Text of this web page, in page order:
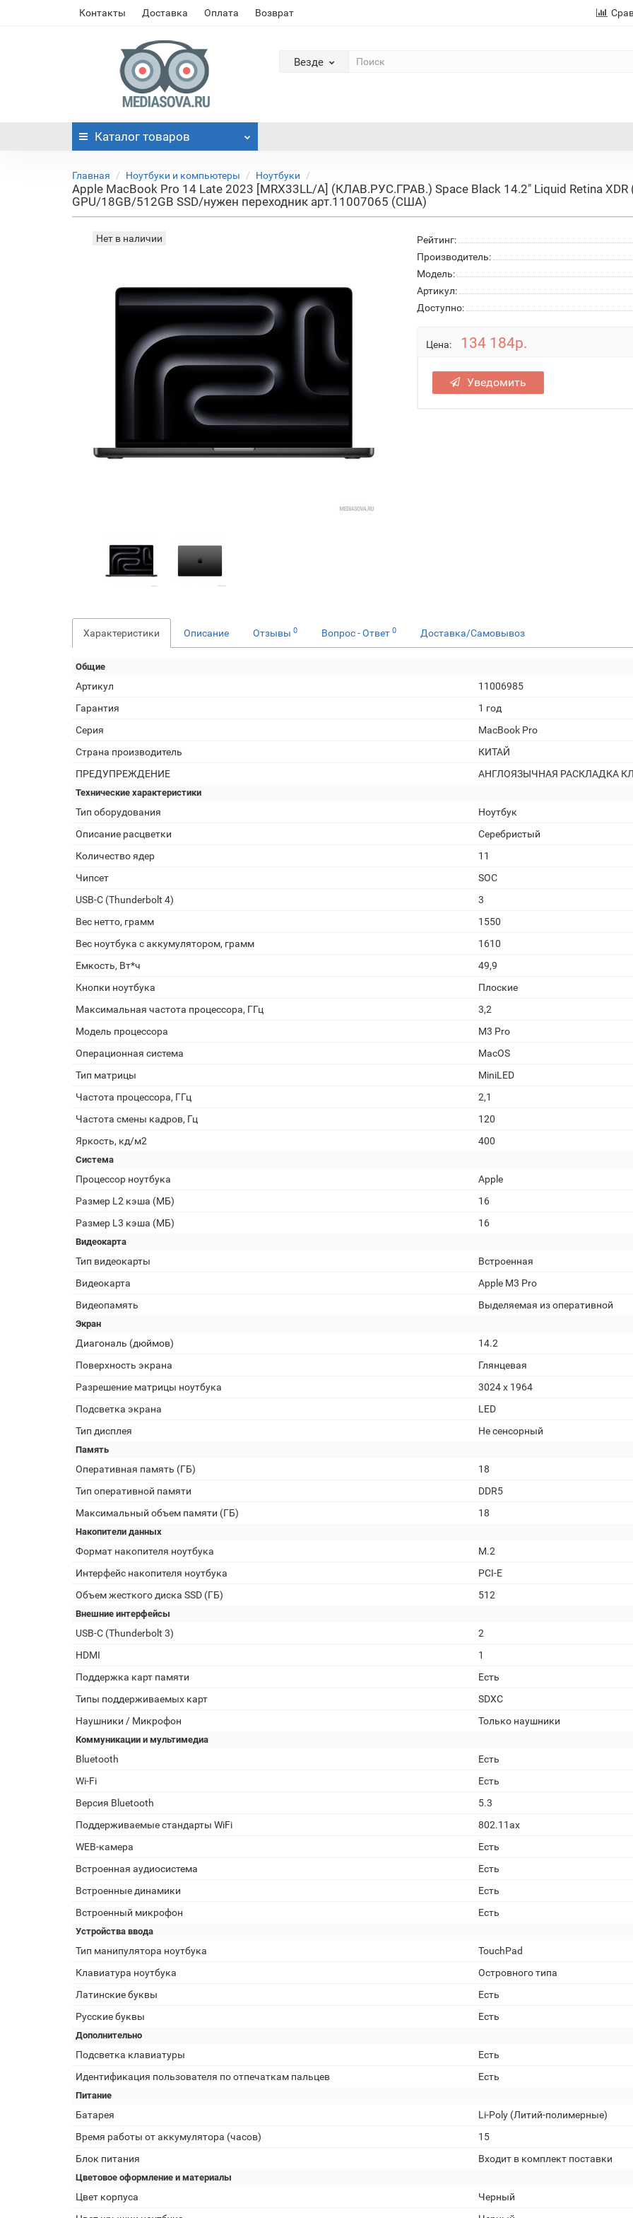
Контакты Доставка Оплата Возврат
Везде
Каталог товаров
Главная Ноутбуки и компьютеры Ноутбуки
Apple MacBook Pro 14 Late 2023 [MRX33LL/A] (КЛАВ.РУС.ГРАВ.) Space Black 14.2" Liquid Retina
GPU/18GB/512GB SSD/нужен переходник арт.11007065 (США)
Нет в наличии Рейтинг:
Производитель:
Модель:
Артикул:
Доступно:
Цена: 134 184р.
Уведомить
Характеристики Описание Отзывы 0 Вопрос - Ответ 0 Доставка/Самовывоз
Общие
Артикул
11006985
Гарантия
1 год
Серия
MacBook Pro
Страна производитель
КИТАЙ
ПРЕДУПРЕЖДЕНИЕ
АНГЛОЯЗЫЧНАЯ РАСКЛАДКА
Технические характеристики
Тип оборудования
Ноутбук
Описание расцветки
Серебристый
Количество ядер
11
Чипсет
SOC
USB-C (Thunderbolt 4)
3
Вес нетто, грамм
1550
Вес ноутбука с аккумулятором, грамм
1610
Емкость, Вт*ч
49,9
Кнопки ноутбука
Плоские
Максимальная частота процессора, ГГц
3,2
Модель процессора
M3 Pro
Операционная система
MacOS
Тип матрицы
MiniLED
Частота процессора, ГГц
2,1
Частота смены кадров, Гц
120
Яркость, кд/м2
400
Система
Процессор ноутбука
Apple
Размер L2 кэша (МБ)
16
Размер L3 кэша (МБ)
16
Видеокарта
Тип видеокарты
Встроенная
Видеокарта
Apple M3 Pro
Видеопамять
Выделяемая из оперативной
Экран
Диагональ (дюймов)
14.2
Поверхность экрана
Глянцевая
Разрешение матрицы ноутбука
3024 x 1964
Подсветка экрана
LED
Тип дисплея
Не сенсорный
Память
Оперативная память (ГБ)
18
Тип оперативной памяти
DDR5
Максимальный объем памяти (ГБ)
18
Накопители данных
Формат накопителя ноутбука
M.2
Интерфейс накопителя ноутбука
PCI-E
Объем жесткого диска SSD (ГБ)
512
Внешние интерфейсы
USB-C (Thunderbolt 3)
2
HDMI
1
Поддержка карт памяти
Есть
Типы поддерживаемых карт
SDXC
Наушники / Микрофон
Только наушники
Коммуникации и мультимедиа
Bluetooth
Есть
Wi-Fi
Есть
Версия Bluetooth
5.3
Поддерживаемые стандарты WiFi
802.11ax
WEB-камера
Есть
Встроенная аудиосистема
Есть
Встроенные динамики
Есть
Встроенный микрофон
Есть
Устройства ввода
Тип манипулятора ноутбука
TouchPad
Клавиатура ноутбука
Островного типа
Латинские буквы
Есть
Русские буквы
Есть
Дополнительно
Подсветка клавиатуры
Есть
Идентификация пользователя по отпечаткам пальцев
Есть
Питание
Батарея
Li-Poly (Литий-полимерные)
Время работы от аккумулятора (часов)
15
Блок питания
Входит в комплект поставки
Цветовое оформление и материалы
Цвет корпуса
Черный